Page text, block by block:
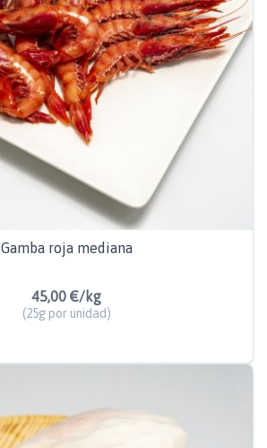
Gamba roja mediana
45,00 €/kg
(25g por unidad)